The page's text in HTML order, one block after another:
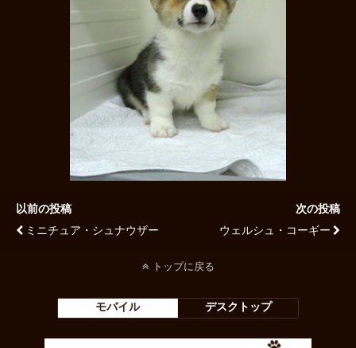
以前の投稿
ミニチュア・シュナウザー
次の投稿
ウェルシュ・コーギー
トップに戻る
モバイル デスクトップ